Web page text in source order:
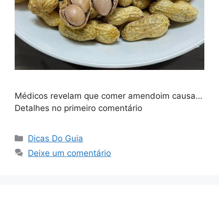
Médicos revelam que comer amendoim causa…
Detalhes no primeiro comentário
Categorias
Dicas Do Guia
Deixe um comentário